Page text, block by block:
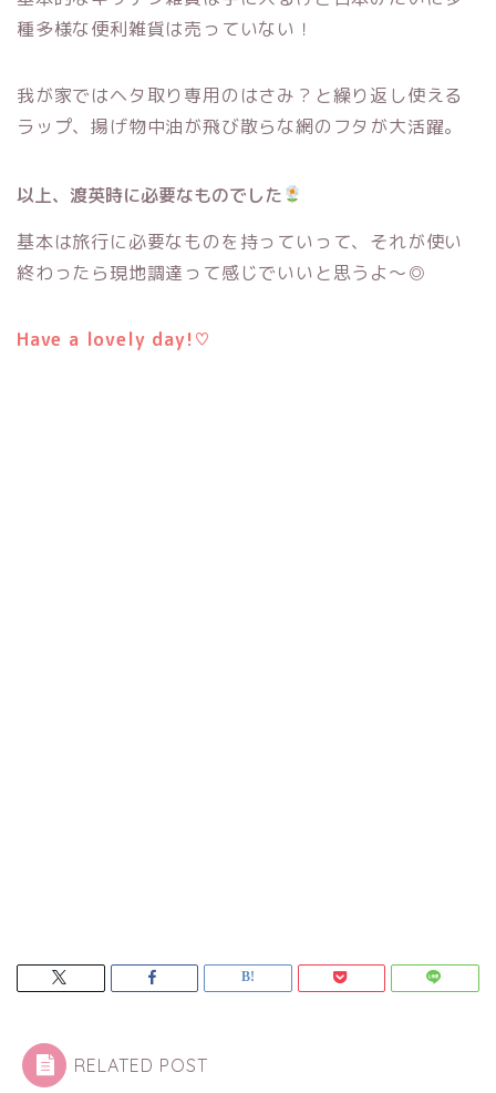
種多様な便利雑貨は売っていない！
我が家ではヘタ取り専用のはさみ？と繰り返し使える
ラップ、揚げ物中油が飛び散らな網のフタが大活躍。
以上、渡英時に必要なものでした
基本は旅行に必要なものを持っていって、それが使い
終わったら現地調達って感じでいいと思うよ〜◎
Have a lovely day!♡
RELATED POST